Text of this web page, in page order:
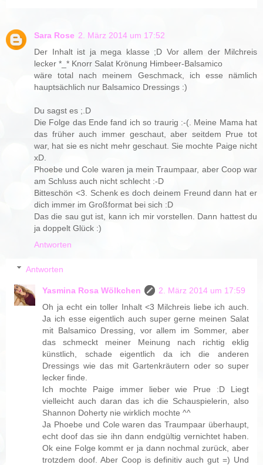
Sara Rose 2. März 2014 um 17:52
Der Inhalt ist ja mega klasse ;D Vor allem der Milchreis
lecker *_* Knorr Salat Krönung Himbeer-Balsamico
wäre total nach meinem Geschmack, ich esse nämlich
hauptsächlich nur Balsamico Dressings :)
Du sagst es ;.D
Die Folge das Ende fand ich so traurig :-(. Meine Mama hat
das früher auch immer geschaut, aber seitdem Prue tot
war, hat sie es nicht mehr geschaut. Sie mochte Paige nicht
xD.
Phoebe und Cole waren ja mein Traumpaar, aber Coop war
am Schluss auch nicht schlecht :-D
Bitteschön <3. Schenk es doch deinem Freund dann hat er
dich immer im Großformat bei sich :D
Das die sau gut ist, kann ich mir vorstellen. Dann hattest du
ja doppelt Glück :)
Antworten
Antworten
Yasmina Rosa Wölkchen
2. März 2014 um 17:59
Oh ja echt ein toller Inhalt <3 Milchreis liebe ich auch.
Ja ich esse eigentlich auch super gerne meinen Salat
mit Balsamico Dressing, vor allem im Sommer, aber
das schmeckt meiner Meinung nach richtig eklig
künstlich, schade eigentlich da ich die anderen
Dressings wie das mit Gartenkräutern oder so super
lecker finde.
Ich mochte Paige immer lieber wie Prue :D Liegt
vielleicht auch daran das ich die Schauspielerin, also
Shannon Doherty nie wirklich mochte ^^
Ja Phoebe und Cole waren das Traumpaar überhaupt,
echt doof das sie ihn dann endgültig vernichtet haben.
Ok eine Folge kommt er ja dann nochmal zurück, aber
trotzdem doof. Aber Coop is definitiv auch gut =) Und